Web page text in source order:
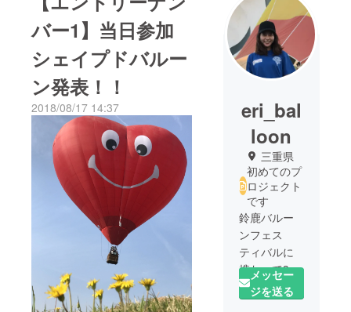
バー1】当日参加
シェイプドバルー
ン発表！！
2018/08/17 14:37
eri_bal
loon
三重県
初めてのプ
ロジェクト
です
鈴鹿バルー
ンフェス
ティバルに
携わって3年
目です。気
球を初めて
メッセー
ジを送る